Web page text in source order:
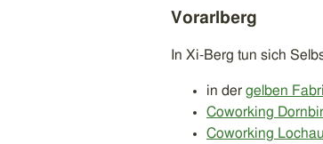
Vorarlberg
In Xi-Berg tun sich
in der gelben
Coworking
Coworking Lochau